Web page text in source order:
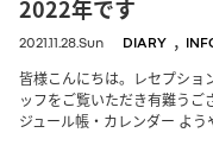
2022年です
2021.11.28.Sun DIARY ,
皆様こんにちは。レセプショ
ッフをご覧いただき有難う
ジュール帳・カレンダー よ